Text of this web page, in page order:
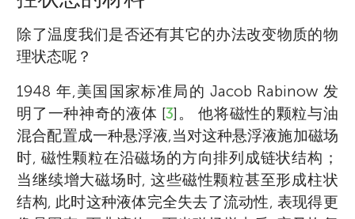
除了温度我们是否还有其它的办法改变物质的物
理状态呢？
1948 年,美国国家标准局的 Jacob Rabinow 发
明了一种神奇的液体 [3]。 他将磁性的颗粒与油
混合配置成一种悬浮液,当对这种悬浮液施加磁场
时, 磁性颗粒在沿磁场的方向排列成链状结构；
当继续增大磁场时, 这些磁性颗粒甚至形成柱状
结构, 此时这种液体完全失去了流动性, 表现得更